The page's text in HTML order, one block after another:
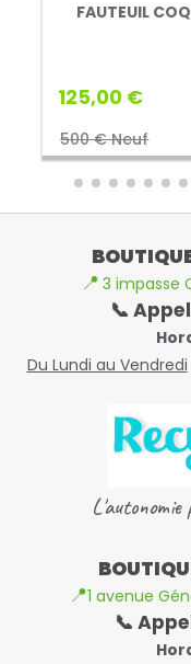
FAUTEUIL
125,00 €
500 € Neuf
📍 3 impasse
📞
Du Lundi au Vendredi
📍1 avenue
📞